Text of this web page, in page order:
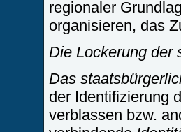
regionaler
organisieren, das
Die Lockerung der
Das
der Identifizierung
verblassen bzw.